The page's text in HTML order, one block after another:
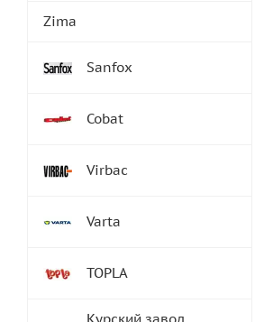
Zima
Sanfox
Cobat
Virbac
Varta
TOPLA